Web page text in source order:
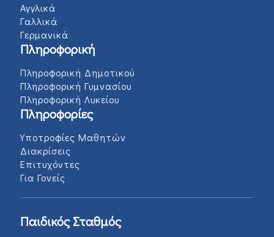
Αγγλικά
Γαλλικά
Γερμανικά
Πληροφορική
Πληροφορική Δημοτικού
Πληροφορική Γυμνασίου
Πληροφορική Λυκείου
Πληροφορίες
Υποτροφίες Μαθητών
Διακρίσεις
Επιτυχόντες
Για Γονείς
Παιδικός Σταθμός